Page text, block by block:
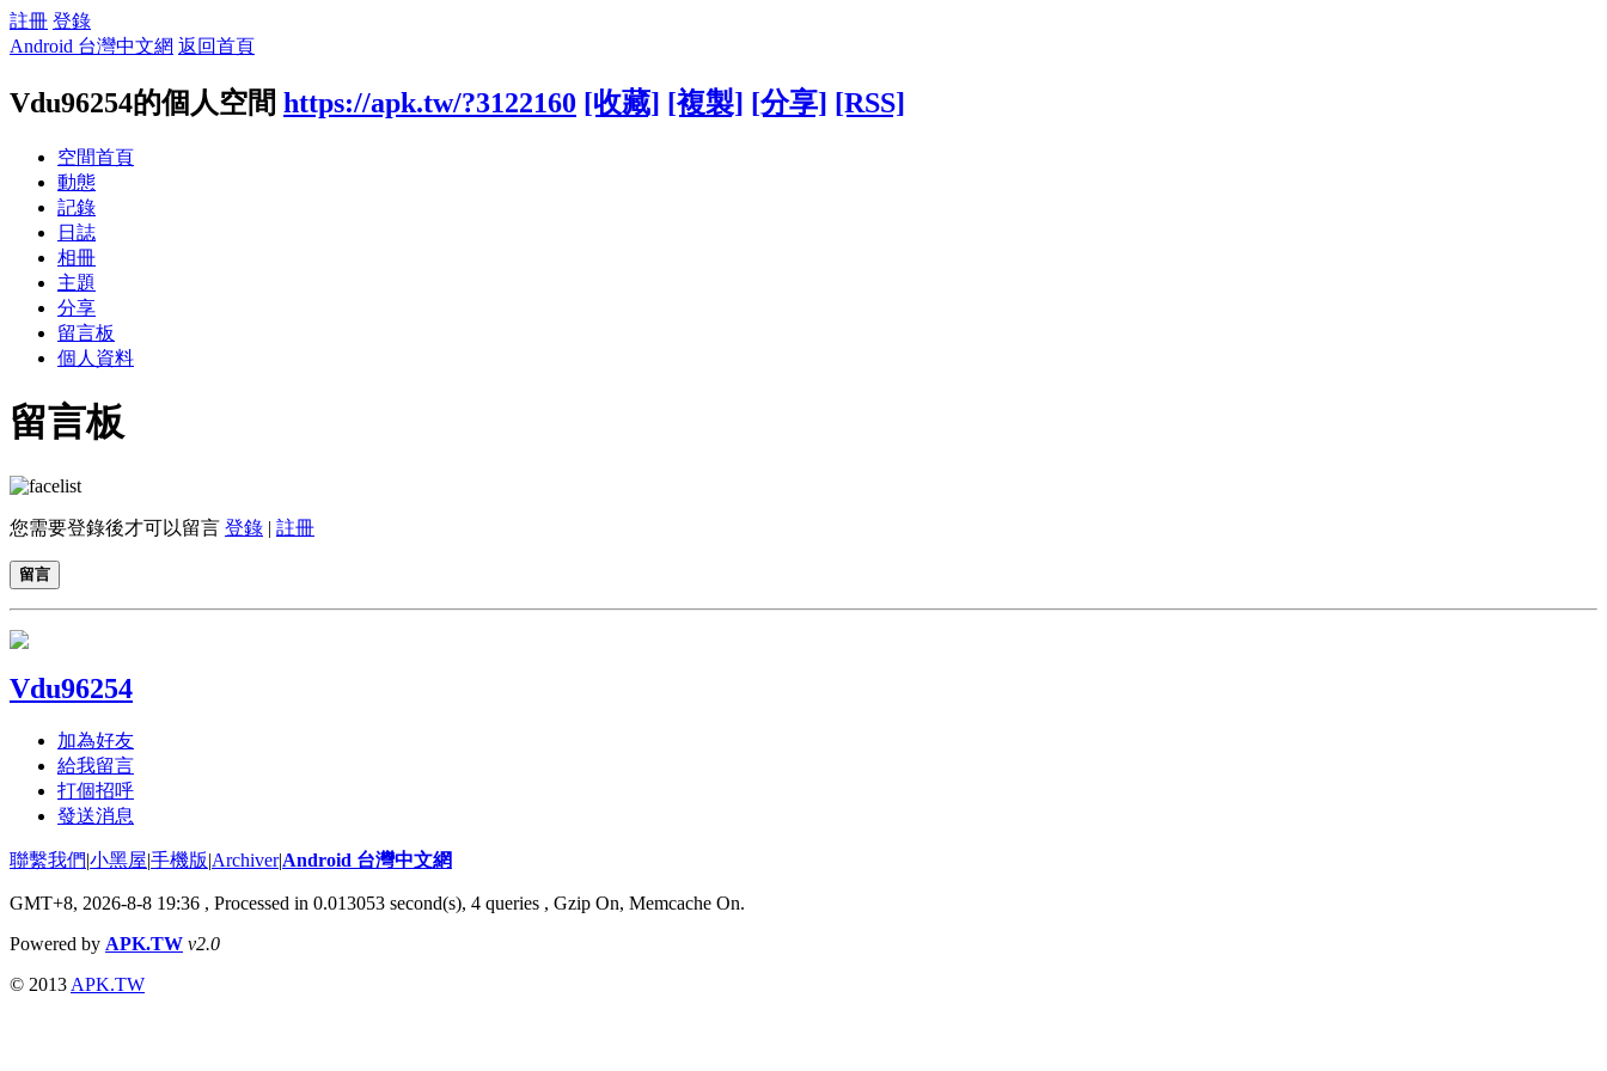
註冊 登錄
Android 台灣中文網 返回首頁
Vdu96254的個人空間 https://apk.tw/?3122160 [收藏] [複製] [分享] [RSS]
空間首頁
動態
記錄
日誌
相冊
主題
分享
留言板
個人資料
留言板
您需要登錄後才可以留言 登錄 | 註冊
留言
Vdu96254
加為好友
給我留言
打個招呼
發送消息
聯繫我們|小黑屋|手機版|Archiver|Android 台灣中文網
GMT+8, 2026-8-8 19:36 , Processed in 0.013053 second(s), 4 queries , Gzip On, Memcache On.
Powered by APK.TW v2.0
© 2013 APK.TW